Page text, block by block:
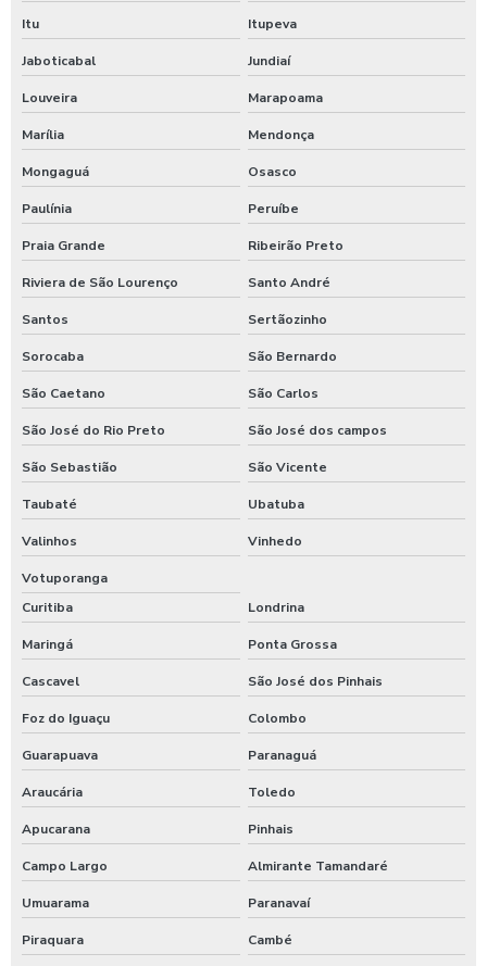
Itu Itupeva
Jaboticabal Jundiaí
Louveira Marapoama
Marília Mendonça
Mongaguá Osasco
Paulínia Peruíbe
Praia Grande Ribeirão Preto
Riviera de São Lourenço Santo André
Santos Sertãozinho
Sorocaba São Bernardo
São Caetano São Carlos
São José do Rio Preto São José dos campos
São Sebastião São Vicente
Taubaté Ubatuba
Valinhos Vinhedo
Votuporanga
Curitiba
Londrina
Maringá Ponta Grossa
Cascavel São José dos Pinhais
Foz do Iguaçu Colombo
Guarapuava Paranaguá
Araucária Toledo
Apucarana Pinhais
Campo Largo Almirante Tamandaré
Umuarama Paranavaí
Piraquara Cambé